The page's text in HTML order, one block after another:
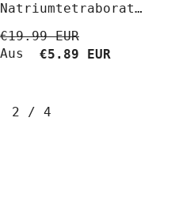
Natriumtetraborat
Decahydrat 5 Kg
BioLaboratorium
€19.99 EUR
Aus
€5.89 EUR
2 / von
4